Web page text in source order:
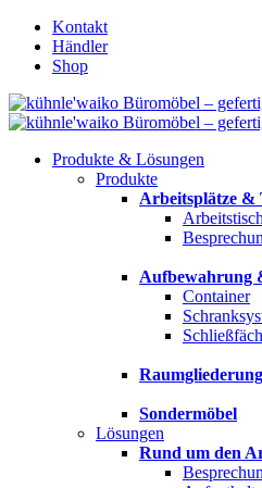
Zum
Inhalt
springen
Kontakt
Händler
Shop
Produkte & Lösungen
Produkte
Arbeitsplätze &
Aufbewahrung
Container
Sondermöbel
Lösungen
Rund um den